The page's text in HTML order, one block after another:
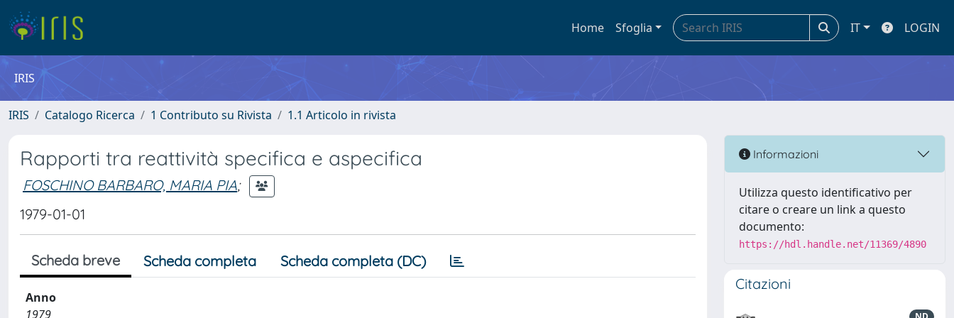
Home Sfoglia IT LOGIN
IRIS
IRIS Catalogo Ricerca 1 Contributo su Rivista 1.1 Articolo in rivista
Rapporti tra reattività specifica e aspecifica
FOSCHINO BARBARO, MARIA PIA;
1979-01-01
Scheda breve Scheda completa Scheda completa (DC)
Anno
1979
Informazioni
Utilizza questo identificativo per
citare o creare un link a questo
documento:
https://hdl.handle.net/11369/4890
Citazioni